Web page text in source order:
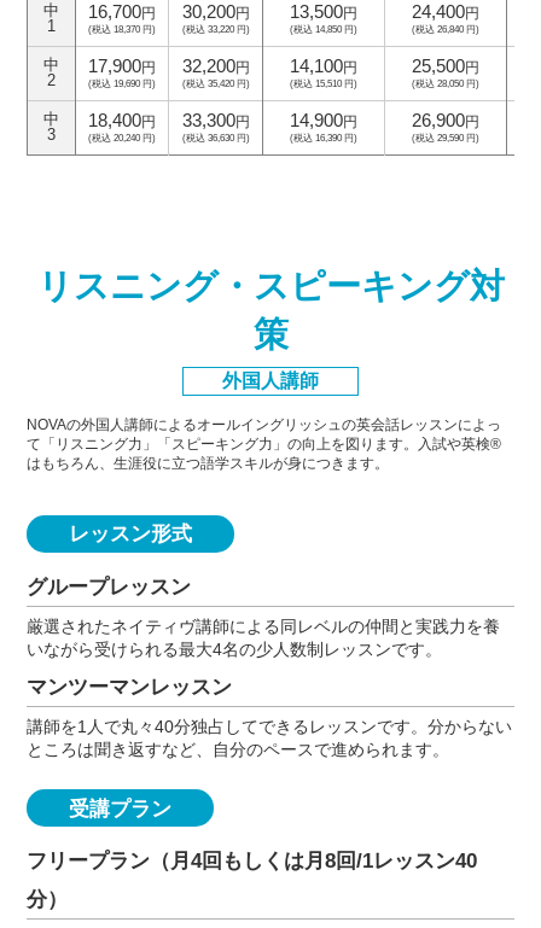
中
1
16,700円
(税込 18,370 円)
30,200円
(税込 33,220 円)
13,500円
(税込 14,850 円)
24,400円
(税込 26,840 円)
中
2
17,900円
(税込 19,690 円)
32,200円
(税込 35,420 円)
14,100円
(税込 15,510 円)
25,500円
(税込 28,050 円)
中
3
18,400円
(税込 20,240 円)
33,300円
(税込 36,630 円)
14,900円
(税込 16,390 円)
26,900円
(税込 29,590 円)
リスニング・スピーキング対
策
外国人講師
NOVAの外国人講師によるオールイングリッシュの英会話レッスンによっ
て「リスニング力」「スピーキング力」の向上を図ります。入試や英検®
はもちろん、生涯役に立つ語学スキルが身につきます。
レッスン形式
グループレッスン
厳選されたネイティヴ講師による同レベルの仲間と実践力を養
いながら受けられる最大4名の少人数制レッスンです。
マンツーマンレッスン
講師を1人で丸々40分独占してできるレッスンです。分からない
ところは聞き返すなど、自分のペースで進められます。
受講プラン
フリープラン（月4回もしくは月8回/1レッスン40
分）